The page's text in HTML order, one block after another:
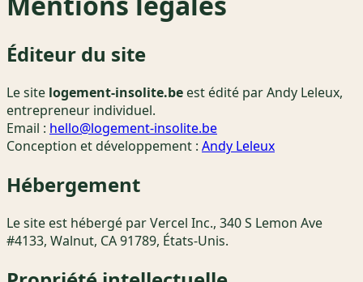
Éditeur du site
Le site logement-insolite.be est édité par Andy Leleux,
entrepreneur individuel.
Email : hello@logement-insolite.be
Conception et développement : Andy Leleux
Hébergement
Le site est hébergé par Vercel Inc., 340 S Lemon Ave
#4133, Walnut, CA 91789, États-Unis.